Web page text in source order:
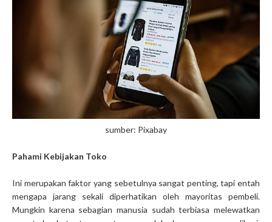
sumber: Pixabay
Pahami Kebijakan Toko
Ini merupakan faktor yang sebetulnya sangat penting, tapi entah
mengapa jarang sekali diperhatikan oleh mayoritas pembeli.
Mungkin karena sebagian manusia sudah terbiasa melewatkan